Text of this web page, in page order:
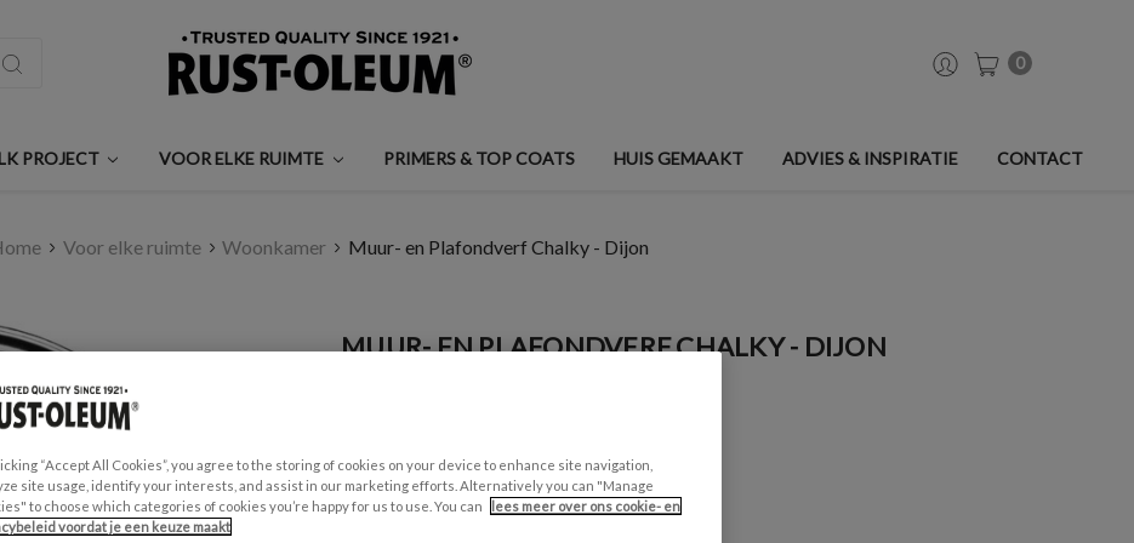
0
PROJECT VOOR ELKE RUIMTE PRIMERS & TOP COATS HUIS GEMAAKT ADVIES & INSPIRATIE CONTACT
Voor elke ruimte Woonkamer Muur- en Plafondverf Chalky - Dijon
MUUR- EN PLAFONDVERF CHALKY - DIJON
GESCHIKT VOOR:
“Accept All Cookies”, you agree to the storing of cookies on your device to enhance site navigation,
site usage, identify your interests, and assist in our marketing efforts. Alternatively you can "Manage
to choose which categories of cookies you’re happy for us to use. You can
lees meer over ons cookie- en
voordat je een keuze maakt